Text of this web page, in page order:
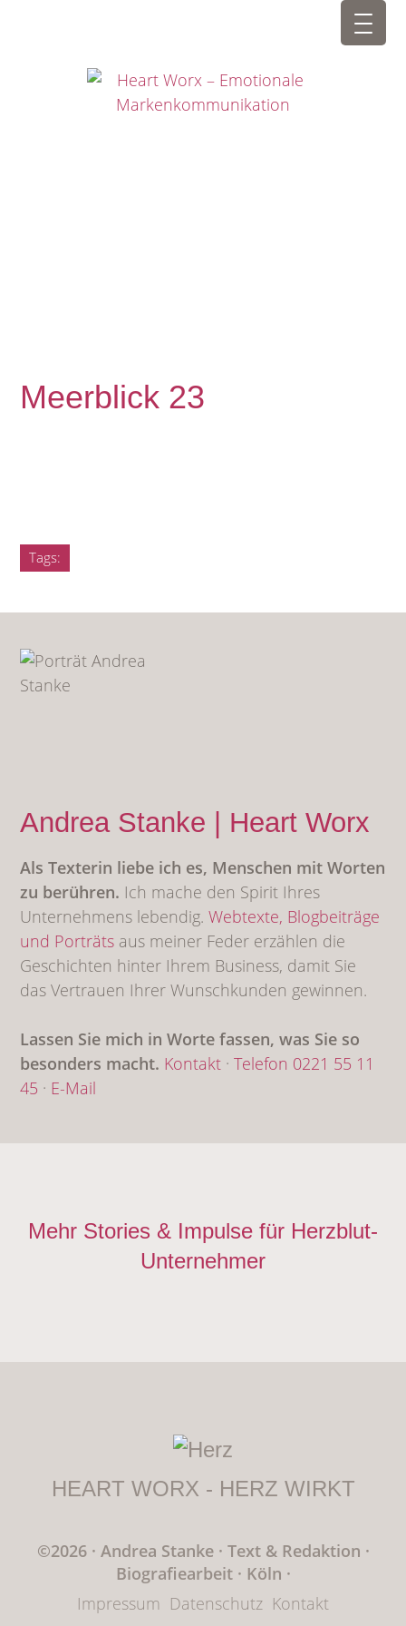
Meerblick 23
Tags:
Andrea Stanke | Heart Worx
Als Texterin liebe ich es, Menschen mit Worten
zu berühren. Ich mache den Spirit Ihres
Unternehmens lebendig.Webtexte, Blogbeiträge
und Porträts aus meiner Feder erzählen die
Geschichten hinter Ihrem Business, damit Sie
das Vertrauen Ihrer Wunschkunden gewinnen.
Lassen Sie mich in Worte fassen, was Sie so
besonders macht. Kontakt ·Telefon 0221 55 11
45 · E-Mail
Mehr Stories & Impulse für Herzblut-
Unternehmer
HEART WORX - HERZ WIRKT
©2026 · Andrea Stanke· Text & Redaktion ·
Biografiearbeit · Köln ·
Impressum Datenschutz Kontakt